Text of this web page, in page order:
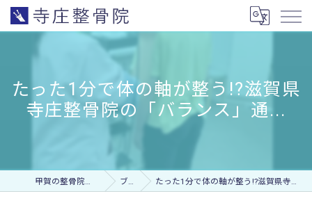
たった1分で体の軸が整う!?滋賀県
寺庄整骨院の「バランス」通...
甲賀の整骨院なら寺庄整骨院 ブログ たった1分で体の軸が整う!?滋賀県寺庄整骨院の「バランス」通...